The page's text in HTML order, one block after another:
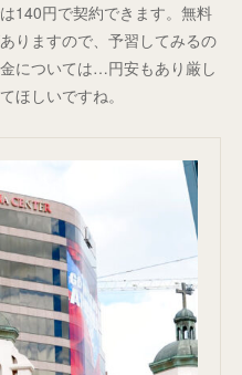
140円で契約できます。無料
りますので、予習してみるの
については…円安もあり厳し
ほしいですね。